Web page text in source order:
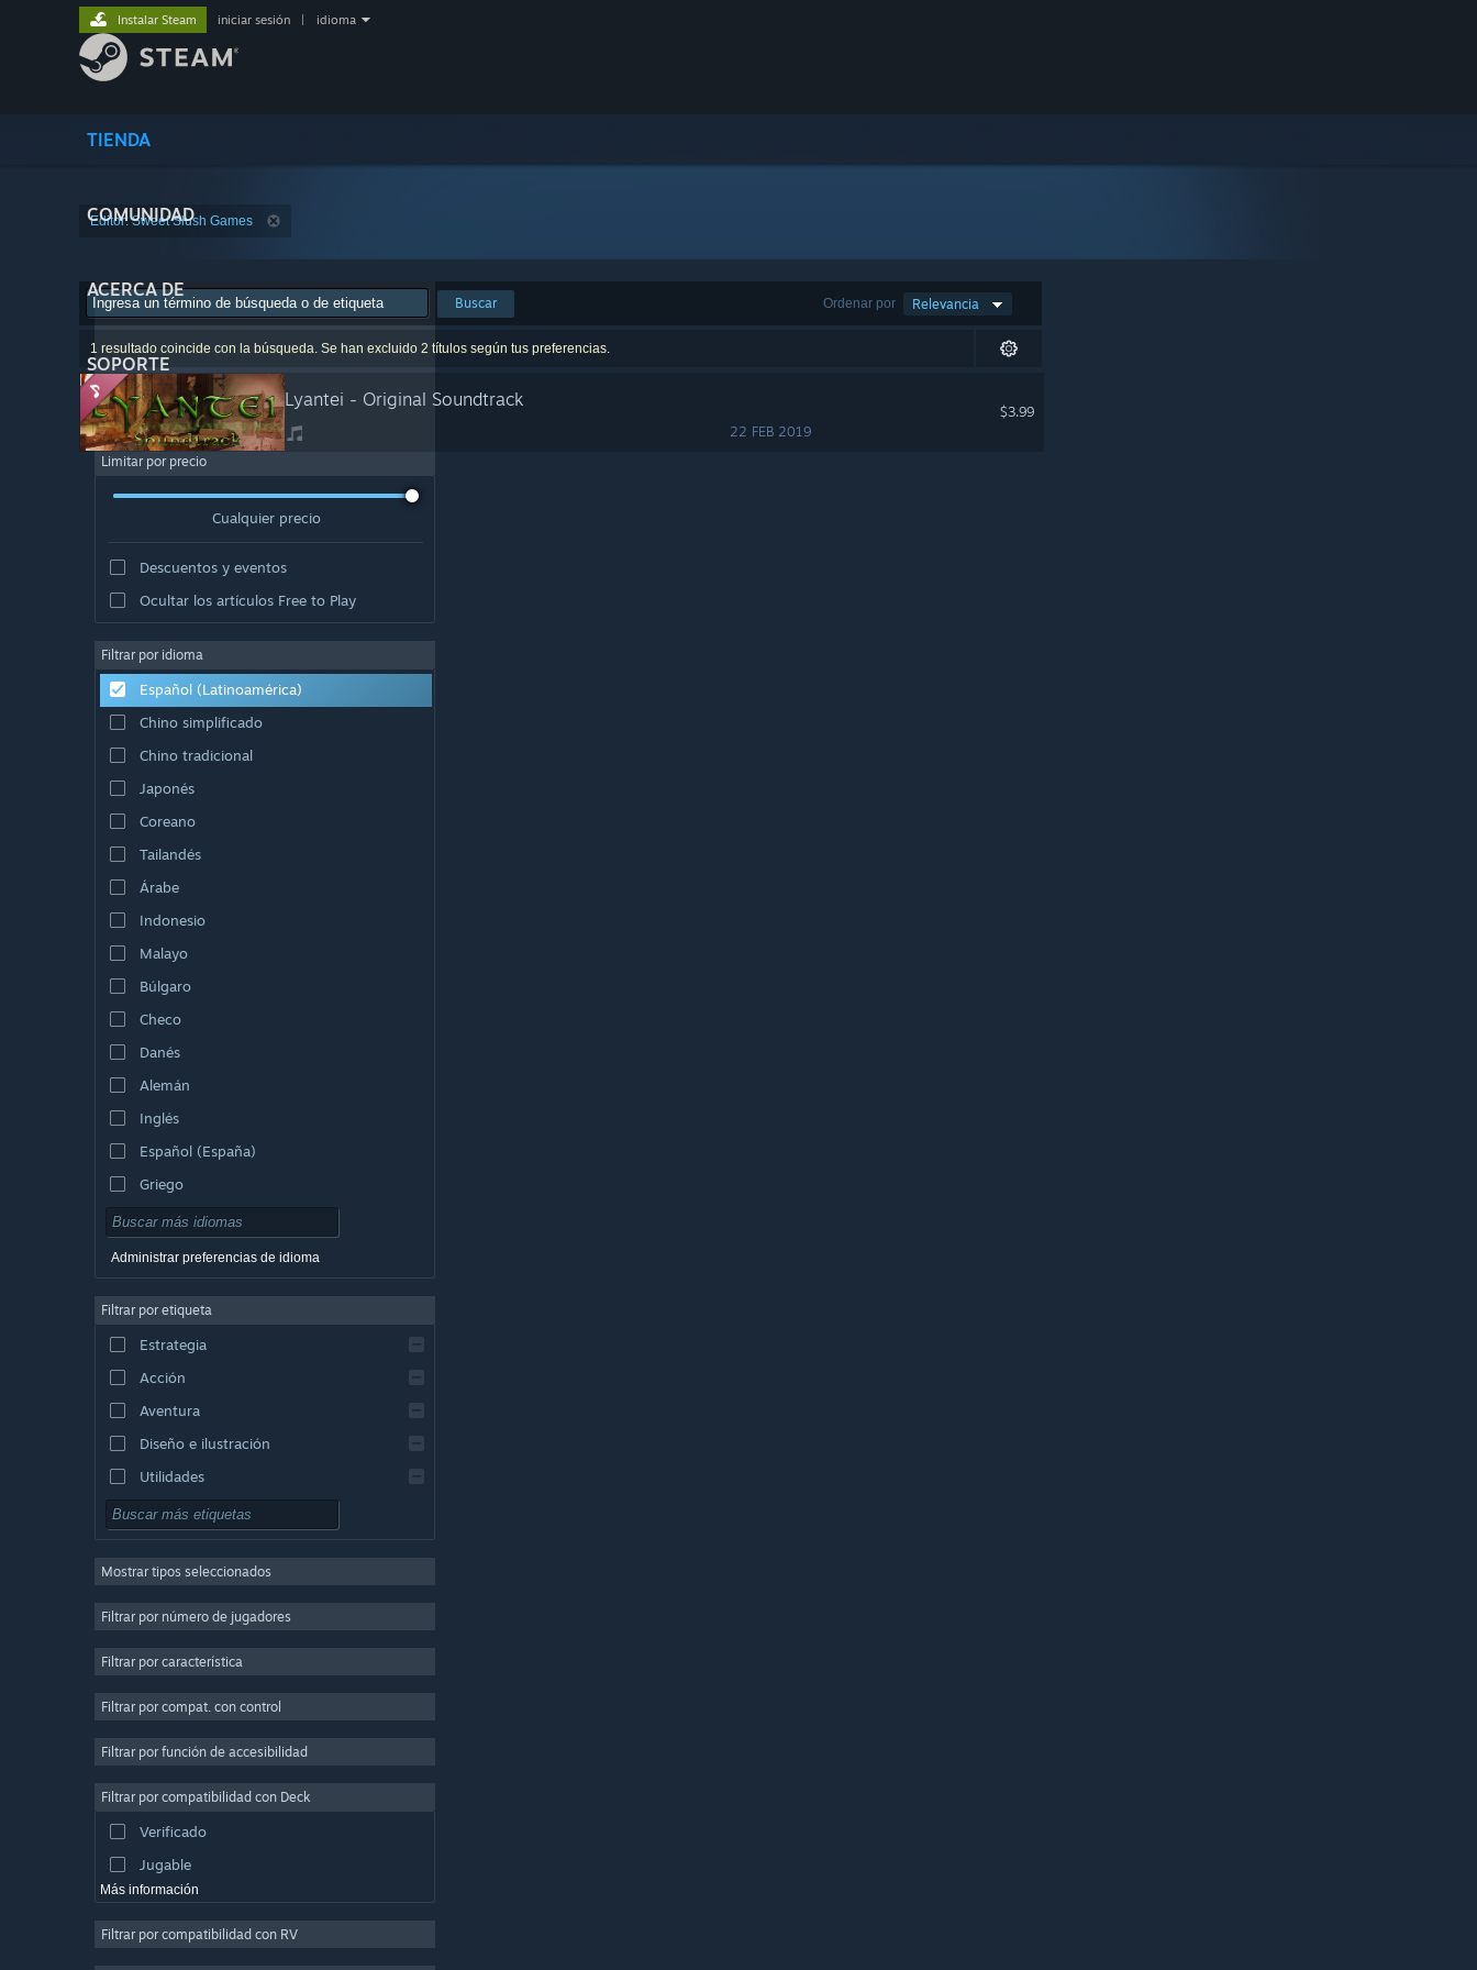
TIENDA
COMUNIDAD
ACERCA DE
SOPORTE
Instalar Steam iniciar sesión idioma
Editor: Sweet Slush Games
Ordenar por Relevancia
Buscar
1 resultado coincide con la búsqueda. Se han excluido 2 títulos según tus preferencias.
Lyantei - Original Soundtrack
22 FEB 2019
$3.99
Limitar por precio
Cualquier precio
Descuentos y eventos
Ocultar los artículos Free to Play
Filtrar por idioma
Español (Latinoamérica)
Chino simplificado
Chino tradicional
Japonés
Coreano
Tailandés
Árabe
Indonesio
Malayo
Búlgaro
Checo
Danés
Alemán
Inglés
Español (España)
Griego
Administrar preferencias de idioma
Filtrar por etiqueta
Estrategia
Acción
Aventura
Diseño e ilustración
Utilidades
Free to Play
Multijugador masivo
Casuales
Simuladores
Producción de video
Edición fotográfica
Mostrar tipos seleccionados
Filtrar por número de jugadores
Filtrar por característica
Filtrar por compat. con control
Filtrar por función de accesibilidad
Filtrar por compatibilidad con Deck
Verificado
Jugable
Más información
Filtrar por compatibilidad con RV